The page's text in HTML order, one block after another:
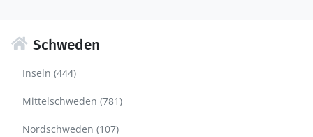
Schweden
Inseln (444)
Mittelschweden (781)
Nordschweden (107)